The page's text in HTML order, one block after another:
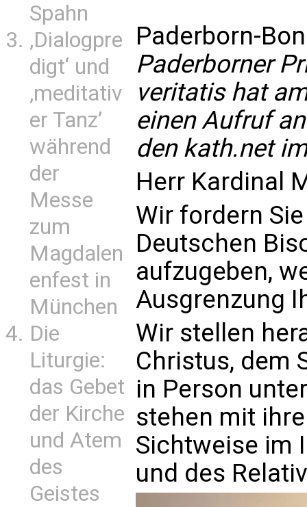
Spahn
‚Dialogpre
digt‘ und
‚meditativ
er Tanz’
während
der
Messe
zum
Magdalen
enfest in
München
Die
Liturgie:
das Gebet
der Kirche
und Atem
des
Geistes
Paderborn-
Paderborner
veritatis hat
einen Aufruf
den kath.net
Herr Kardinal
Wir fordern
Deutschen
aufzugeben,
Ausgrenzung
Wir stellen
Christus, dem
in Person
stehen mit
Sichtweise im
und des